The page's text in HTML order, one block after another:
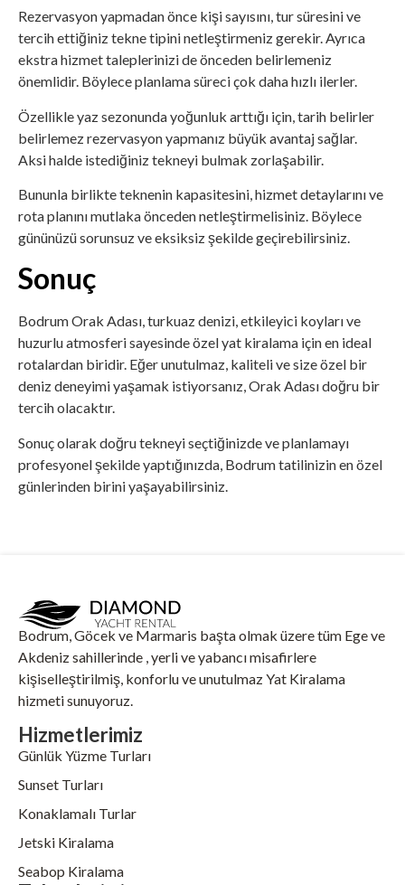
Rezervasyon yapmadan önce kişi sayısını, tur süresini ve
tercih ettiğiniz tekne tipini netleştirmeniz gerekir. Ayrıca
ekstra hizmet taleplerinizi de önceden belirlemeniz
önemlidir. Böylece planlama süreci çok daha hızlı ilerler.
Özellikle yaz sezonunda yoğunluk arttığı için, tarih belirler
belirlemez rezervasyon yapmanız büyük avantaj sağlar.
Aksi halde istediğiniz tekneyi bulmak zorlaşabilir.
Bununla birlikte teknenin kapasitesini, hizmet detaylarını ve
rota planını mutlaka önceden netleştirmelisiniz. Böylece
gününüzü sorunsuz ve eksiksiz şekilde geçirebilirsiniz.
Sonuç
Bodrum Orak Adası, turkuaz denizi, etkileyici koyları ve
huzurlu atmosferi sayesinde özel yat kiralama için en ideal
rotalardan biridir. Eğer unutulmaz, kaliteli ve size özel bir
deniz deneyimi yaşamak istiyorsanız, Orak Adası doğru bir
tercih olacaktır.
Sonuç olarak doğru tekneyi seçtiğinizde ve planlamayı
profesyonel şekilde yaptığınızda, Bodrum tatilinizin en özel
günlerinden birini yaşayabilirsiniz.
Bodrum, Göcek ve Marmaris başta olmak üzere tüm Ege ve
Akdeniz sahillerinde , yerli ve yabancı misafirlere
kişiselleştirilmiş, konforlu ve unutulmaz Yat Kiralama
hizmeti sunuyoruz.
Hizmetlerimiz
Günlük Yüzme Turları
Sunset Turları
Konaklamalı Turlar
Jetski Kiralama
Seabop Kiralama